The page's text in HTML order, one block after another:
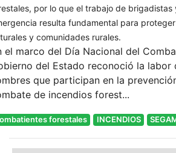
por lo que el trabajo de brigadistas
resulta fundamental para
y comunidades rurales.
el marco del Día Nacional del
del Estado reconoció la labor
que participan en la
de incendios forest...
forestales INCENDIOS